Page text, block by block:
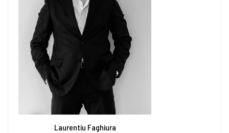
Laurentiu Faghiura